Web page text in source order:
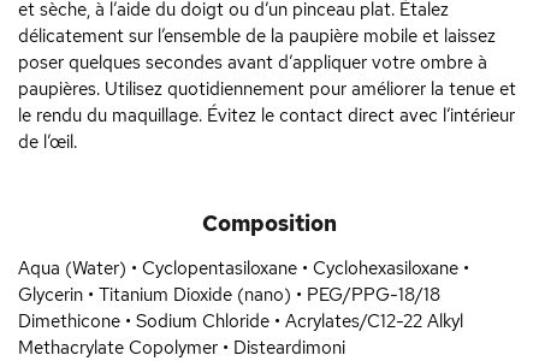
et sèche, à l’aide du doigt ou d’un pinceau plat. Étalez
délicatement sur l’ensemble de la paupière mobile et laissez
poser quelques secondes avant d’appliquer votre ombre à
paupières. Utilisez quotidiennement pour améliorer la tenue et
le rendu du maquillage. Évitez le contact direct avec l’intérieur
de l’œil.
Composition
Aqua (Water) • Cyclopentasiloxane • Cyclohexasiloxane •
Glycerin • Titanium Dioxide (nano) • PEG/PPG-18/18
Dimethicone • Sodium Chloride • Acrylates/C12-22 Alkyl
Methacrylate Copolymer • Disteardimoni